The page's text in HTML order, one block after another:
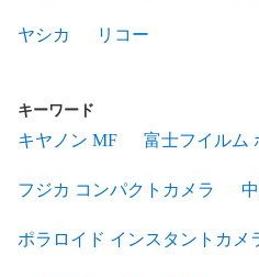
ヤシカ リコー
キーワード
キヤノン MF 富士フイルム
フジカ コンパクトカメラ
ポラロイド インスタントカメ